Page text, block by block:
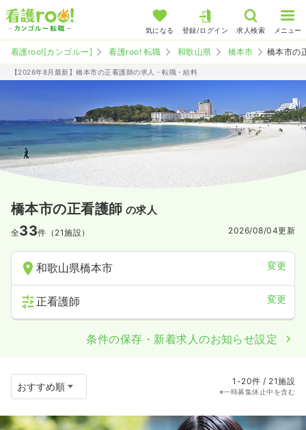
気になる 登録/ログイン 求人検索 メニュー
看護roo![カンゴルー] 看護roo! 転職 和歌山県 橋本市 橋本市の
【2026年8月最新】橋本市の正看護師の求人・転職・給料
橋本市の正看護師 の求人
全33件（21施設） 2026/08/04更新
和歌山県橋本市 変更
正看護師 変更
条件の保存・新着求人のお知らせ設定
1-20件 / 21施設
※一時募集休止中を含む